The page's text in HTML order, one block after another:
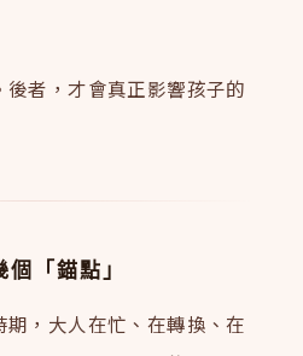
者，才會真正影響孩子的
「錨點」
，大人在忙、在轉換、在